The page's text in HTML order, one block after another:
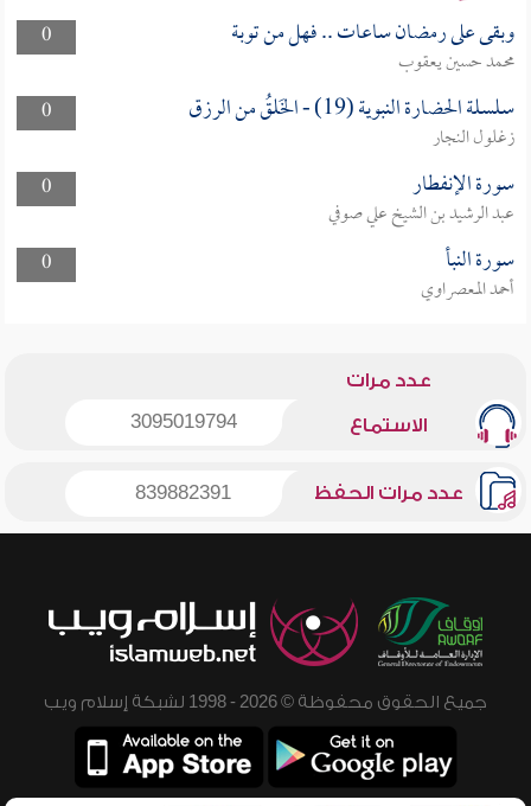
0 وبقى على رمضان ساعات .. فهل من توبة
محمد حسين يعقوب
0
سلسلة الحضارة النبوية (19) - الخَلقُ من الرزق
زغلول النجار
0
سورة الإنفطار
عبد الرشيد بن الشيخ علي صوفي
0
سورة النبأ
أحمد المعصراوي
عدد مرات
الاستماع 3095019794
عدد مرات الحفظ 839882391
جميع الحقوق محفوظة © 2026 - 1998 لشبكة إسلام ويب